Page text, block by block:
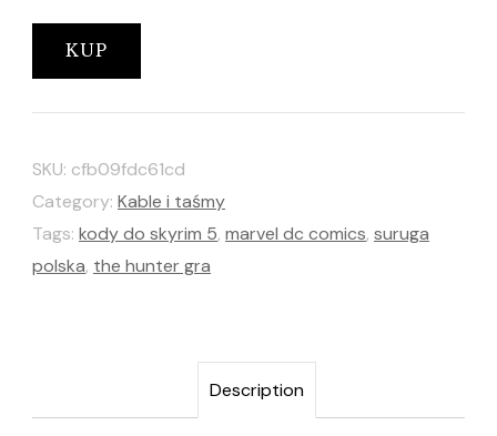
KUP
SKU: cfb09fdc61cd
Category: Kable i taśmy
Tags: kody do skyrim 5, marvel dc comics, suruga
polska, the hunter gra
Description